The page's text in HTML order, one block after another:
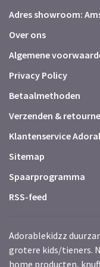
Adres showroom:
Over ons
Algemene
Privacy Policy
Betaalmethoden
Verzenden &
Klantenservice
Sitemap
Spaarprogramma
RSS-feed
Adorablekidzz
grotere kids/tieners.
home producten,